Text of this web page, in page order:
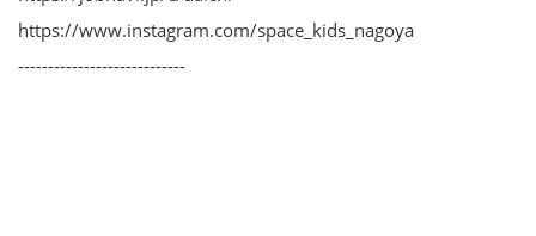
https://www.instagram.com/space_kids_nagoya
----------------------------